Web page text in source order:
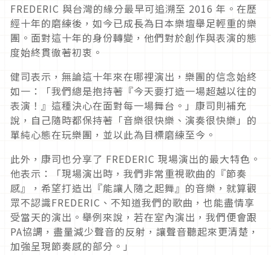
FREDERIC 與台灣的緣分最早可追溯至 2016 年。在歷
經十年的磨練後，如今已成長為日本樂壇舉足輕重的樂
團。面對這十年的身份轉變，他們對於創作與表演的態
度始終貫徹著初衷。
健司表示，無論這十年來在哪裡演出，樂團的信念始終
如一：「我們總是抱持著『今天要打造一場超越以往的
表演！』這種決心在面對每一場舞台。」康司則補充
說，自己隨時都保持著「音樂很快樂、演奏很快樂」的
單純心態在玩樂團，並以此為目標磨練至今。
此外，康司也分享了 FREDERIC 現場演出的最大特色。
他表示：「現場演出時，我們非常重視歌曲的『節奏
感』，希望打造出『能讓人隨之起舞』的音樂，就算觀
眾不認識FREDERIC、不知道我們的歌曲，也能盡情享
受當天的演出。舉例來說，若在室內演出，我們便會跟
PA協調，盡量減少聲音的反射，讓聲音聽起來更清楚，
加強呈現節奏感的部分。」